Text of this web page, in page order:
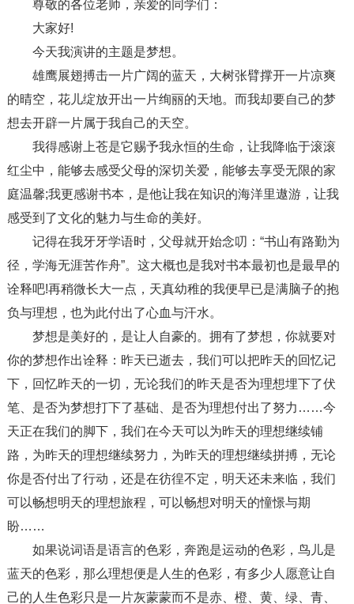
尊敬的各位老师，亲爱的同学们：
大家好!
今天我演讲的主题是梦想。
雄鹰展翅搏击一片广阔的蓝天，大树张臂撑开一片凉爽
的晴空，花儿绽放开出一片绚丽的天地。而我却要自己的梦
想去开辟一片属于我自己的天空。
我得感谢上苍是它赐予我永恒的生命，让我降临于滚滚
红尘中，能够去感受父母的深切关爱，能够去享受无限的家
庭温馨;我更感谢书本，是他让我在知识的海洋里遨游，让我
感受到了文化的魅力与生命的美好。
记得在我牙牙学语时，父母就开始念叨：“书山有路勤为
径，学海无涯苦作舟”。这大概也是我对书本最初也是最早的
诠释吧!再稍微长大一点，天真幼稚的我便早已是满脑子的抱
负与理想，也为此付出了心血与汗水。
梦想是美好的，是让人自豪的。拥有了梦想，你就要对
你的梦想作出诠释：昨天已逝去，我们可以把昨天的回忆记
下，回忆昨天的一切，无论我们的昨天是否为理想埋下了伏
笔、是否为梦想打下了基础、是否为理想付出了努力……今
天正在我们的脚下，我们在今天可以为昨天的理想继续铺
路，为昨天的理想继续努力，为昨天的理想继续拼搏，无论
你是否付出了行动，还是在彷徨不定，明天还未来临，我们
可以畅想明天的理想旅程，可以畅想对明天的憧憬与期
盼……
如果说词语是语言的色彩，奔跑是运动的色彩，鸟儿是
蓝天的色彩，那么理想便是人生的色彩，有多少人愿意让自
己的人生色彩只是一片灰蒙蒙而不是赤、橙、黄、绿、青、